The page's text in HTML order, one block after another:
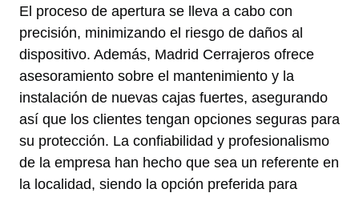
El proceso de apertura se lleva a cabo con
precisión, minimizando el riesgo de daños al
dispositivo. Además, Madrid Cerrajeros ofrece
asesoramiento sobre el mantenimiento y la
instalación de nuevas cajas fuertes, asegurando
así que los clientes tengan opciones seguras para
su protección. La confiabilidad y profesionalismo
de la empresa han hecho que sea un referente en
la localidad, siendo la opción preferida para